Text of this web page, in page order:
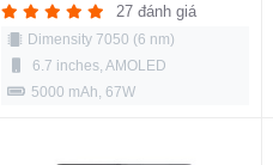
27 đánh giá
Dimensity 7050 (6 nm)
6.7 inches, AMOLED
5000 mAh, 67W